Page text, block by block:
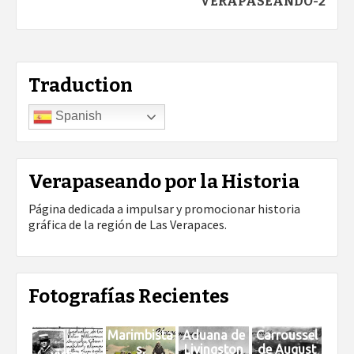
Traduction
Spanish
Verapaseando por la Historia
Página dedicada a impulsar y promocionar historia
gráfica de la región de Las Verapaces.
Fotografías Recientes
Marimbista
s,
Aduana de
Livingston
Carroussel
de August